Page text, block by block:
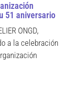
51 aniversario
ONGD,
a la celebración